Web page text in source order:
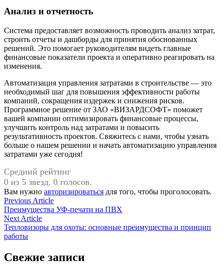
Анализ и отчетность
Система предоставляет возможность проводить анализ затрат,
строить отчеты и дашборды для принятия обоснованных
решений. Это помогает руководителям видеть главные
финансовые показатели проекта и оперативно реагировать на
изменения.
Автоматизация управления затратами в строительстве — это
необходимый шаг для повышения эффективности работы
компаний, сокращения издержек и снижения рисков.
Программное решение от ЗАО «ВИЗАРДСОФТ» поможет
вашей компании оптимизировать финансовые процессы,
улучшить контроль над затратами и повысить
результативность проектов. Свяжитесь с нами, чтобы узнать
больше о нашем решении и начать автоматизацию управления
затратами уже сегодня!
Средний рейтинг
0 из 5 звезд. 0 голосов.
Вам нужно авторизироваться для того, чтобы проголосовать.
Навигация
по
записям
Previous ArticlePrevious
article:
Преимущества УФ-печати на ПВХ
Next ArticleNext
article:
Тепловизоры для охоты: основные преимущества и принцип
работы
Свежие записи